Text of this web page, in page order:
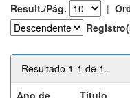
Result./Pág. |
Resultado 1-1 de 1.
Ano de
Título